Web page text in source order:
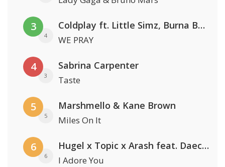
3
4
Coldplay ft. Little Simz, Burna Boy, Elyanna & Tini
WE PRAY
4
3
Sabrina Carpenter
Taste
5
5
Marshmello & Kane Brown
Miles On It
6
6
Hugel x Topic x Arash feat. Daecolm
I Adore You